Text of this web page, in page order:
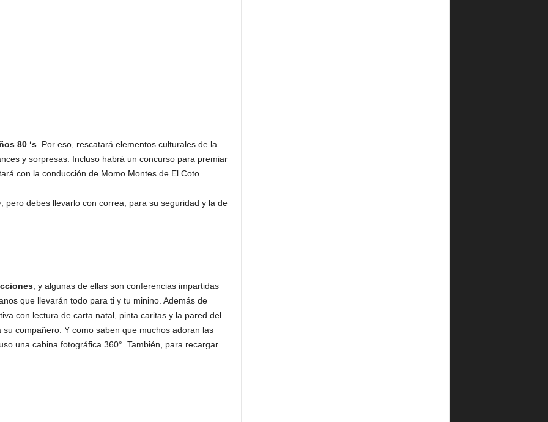
80 ‘s. Por eso, rescatará elementos culturales de la
y sorpresas. Incluso habrá un concurso para premiar
con la conducción de Momo Montes de El Coto.
, pero debes llevarlo con correa, para su seguridad y la de
, y algunas de ellas son conferencias impartidas
que llevarán todo para ti y tu minino. Además de
con lectura de carta natal, pinta caritas y la pared del
compañero. Y como saben que muchos adoran las
una cabina fotográfica 360°. También, para recargar